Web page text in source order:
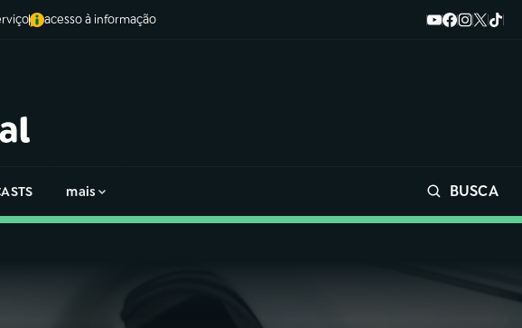
acesso à informação
mais BUSCA